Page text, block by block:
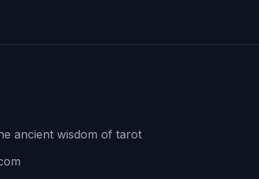
ancient wisdom of tarot